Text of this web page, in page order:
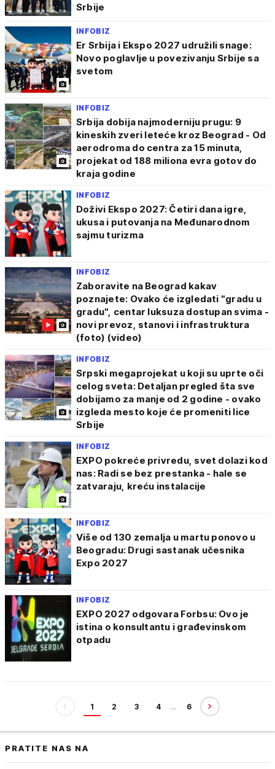
Srbije
INFOBIZ
Er Srbija i Ekspo 2027 udružili snage:
Novo poglavlje u povezivanju Srbije sa
svetom
INFOBIZ
Srbija dobija najmoderniju prugu: 9
kineskih zveri leteće kroz Beograd - Od
aerodroma do centra za 15 minuta,
projekat od 188 miliona evra gotov do
kraja godine
INFOBIZ
Doživi Ekspo 2027: Četiri dana igre,
ukusa i putovanja na Međunarodnom
sajmu turizma
INFOBIZ
Zaboravite na Beograd kakav
poznajete: Ovako će izgledati "gradu u
gradu", centar luksuza dostupan svima -
novi prevoz, stanovi i infrastruktura
(foto) (video)
INFOBIZ
Srpski megaprojekat u koji su uprte oči
celog sveta: Detaljan pregled šta sve
dobijamo za manje od 2 godine - ovako
izgleda mesto koje će promeniti lice
Srbije
INFOBIZ
EXPO pokreće privredu, svet dolazi kod
nas: Radi se bez prestanka - hale se
zatvaraju, kreću instalacije
INFOBIZ
Više od 130 zemalja u martu ponovo u
Beogradu: Drugi sastanak učesnika
Expo 2027
INFOBIZ
EXPO 2027 odgovara Forbsu: Ovo je
istina o konsultantu i građevinskom
otpadu
1 2 3 4 … 6
PRATITE NAS NA